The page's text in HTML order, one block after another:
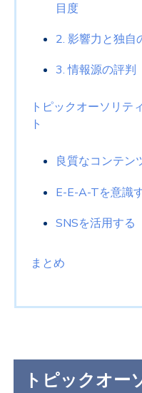
目度
2. 影響力と独自
3. 情報源の評判
トピックオーソリテ
ト
良質なコンテン
E-E-A-Tを意識
SNSを活用する
まとめ
トピックオー